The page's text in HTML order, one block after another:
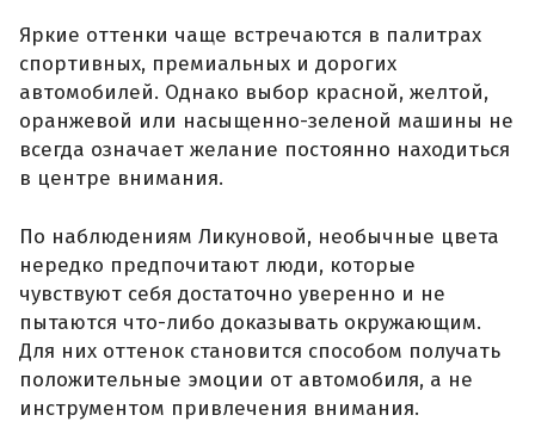
Яркие оттенки чаще встречаются в палитрах
спортивных, премиальных и дорогих
автомобилей. Однако выбор красной, желтой,
оранжевой или насыщенно-зеленой машины не
всегда означает желание постоянно находиться
в центре внимания.
По наблюдениям Ликуновой, необычные цвета
нередко предпочитают люди, которые
чувствуют себя достаточно уверенно и не
пытаются что-либо доказывать окружающим.
Для них оттенок становится способом получать
положительные эмоции от автомобиля, а не
инструментом привлечения внимания.